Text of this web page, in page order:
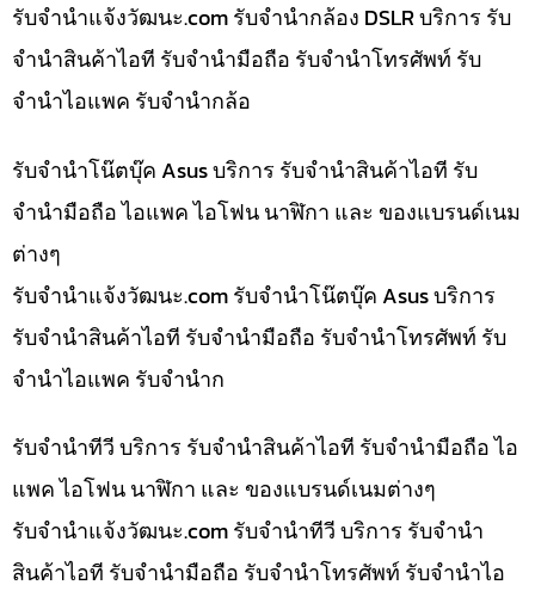
รับจํานําแจ้งวัฒนะ.com รับจำนำกล้อง DSLR บริการ รับ
จำนำสินค้าไอที รับจำนำมือถือ รับจำนำโทรศัพท์ รับ
จำนำไอแพค รับจำนำกล้อ
รับจำนำโน๊ตบุ๊ค Asus บริการ รับจำนำสินค้าไอที รับ
จำนำมือถือ ไอแพค ไอโฟน นาฬิกา และ ของแบรนด์เนม
ต่างๆ
รับจํานําแจ้งวัฒนะ.com รับจำนำโน๊ตบุ๊ค Asus บริการ
รับจำนำสินค้าไอที รับจำนำมือถือ รับจำนำโทรศัพท์ รับ
จำนำไอแพค รับจำนำก
รับจำนำทีวี บริการ รับจำนำสินค้าไอที รับจำนำมือถือ ไอ
แพค ไอโฟน นาฬิกา และ ของแบรนด์เนมต่างๆ
รับจํานําแจ้งวัฒนะ.com รับจำนำทีวี บริการ รับจำนำ
สินค้าไอที รับจำนำมือถือ รับจำนำโทรศัพท์ รับจำนำไอ